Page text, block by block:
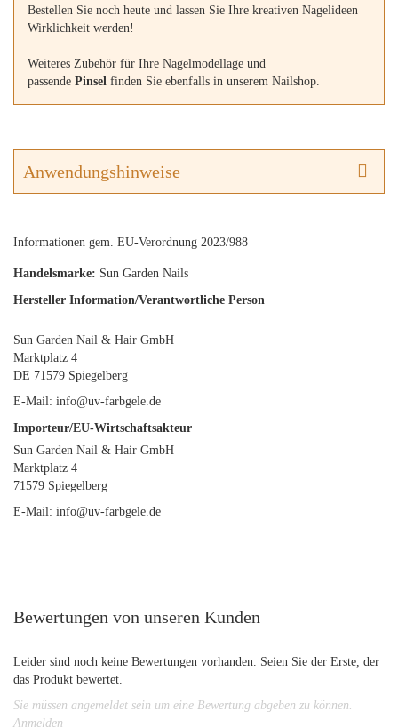
Bestellen Sie noch heute und lassen Sie Ihre kreativen Nagelideen
Wirklichkeit werden!
Weiteres Zubehör für Ihre Nagelmodellage und
passende Pinsel finden Sie ebenfalls in unserem Nailshop.
Anwendungshinweise
Informationen gem. EU-Verordnung 2023/988
Handelsmarke: Sun Garden Nails
Hersteller Information/Verantwortliche Person
Sun Garden Nail & Hair GmbH
Marktplatz 4
DE 71579 Spiegelberg
E-Mail: info@uv-farbgele.de
Importeur/EU-Wirtschaftsakteur
Sun Garden Nail & Hair GmbH
Marktplatz 4
71579 Spiegelberg
E-Mail: info@uv-farbgele.de
Bewertungen von unseren Kunden
Leider sind noch keine Bewertungen vorhanden. Seien Sie der Erste, der
das Produkt bewertet.
Sie müssen angemeldet sein um eine Bewertung abgeben zu können.
Anmelden